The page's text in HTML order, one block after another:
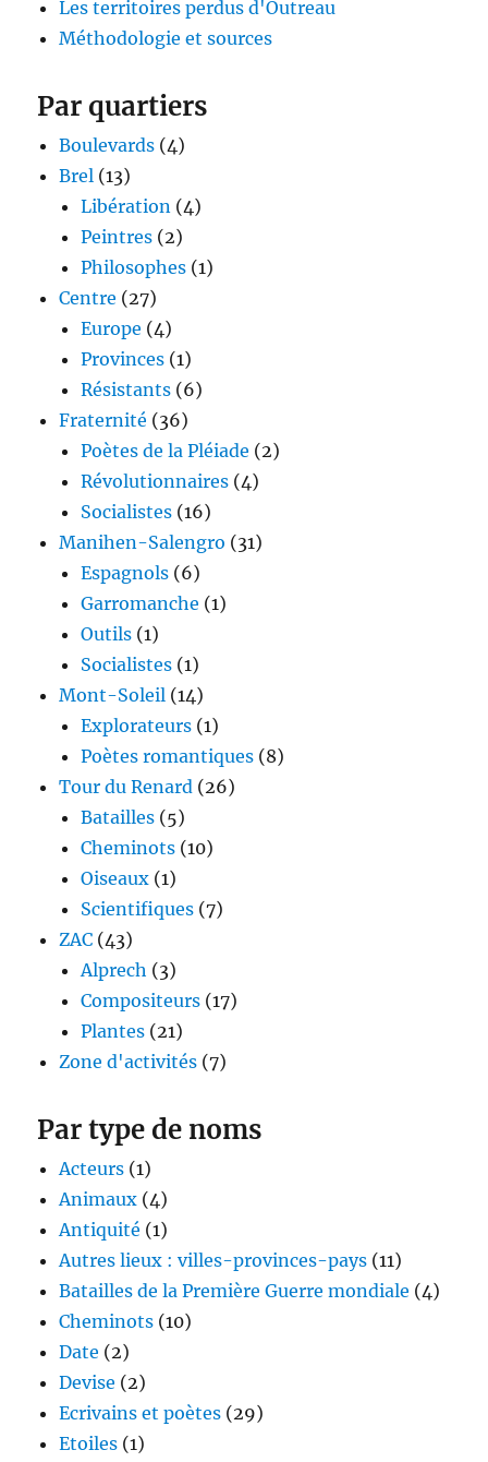
Les territoires perdus d'Outreau
Méthodologie et sources
Par quartiers
Boulevards (4)
Brel (13)
Libération (4)
Peintres (2)
Philosophes (1)
Centre (27)
Europe (4)
Provinces (1)
Résistants (6)
Fraternité (36)
Poètes de la Pléiade (2)
Révolutionnaires (4)
Socialistes (16)
Manihen-Salengro (31)
Espagnols (6)
Garromanche (1)
Outils (1)
Socialistes (1)
Mont-Soleil (14)
Explorateurs (1)
Poètes romantiques (8)
Tour du Renard (26)
Batailles (5)
Cheminots (10)
Oiseaux (1)
Scientifiques (7)
ZAC (43)
Alprech (3)
Compositeurs (17)
Plantes (21)
Zone d'activités (7)
Par type de noms
Acteurs (1)
Animaux (4)
Antiquité (1)
Autres lieux : villes-provinces-pays (11)
Batailles de la Première Guerre mondiale (4)
Cheminots (10)
Date (2)
Devise (2)
Ecrivains et poètes (29)
Etoiles (1)